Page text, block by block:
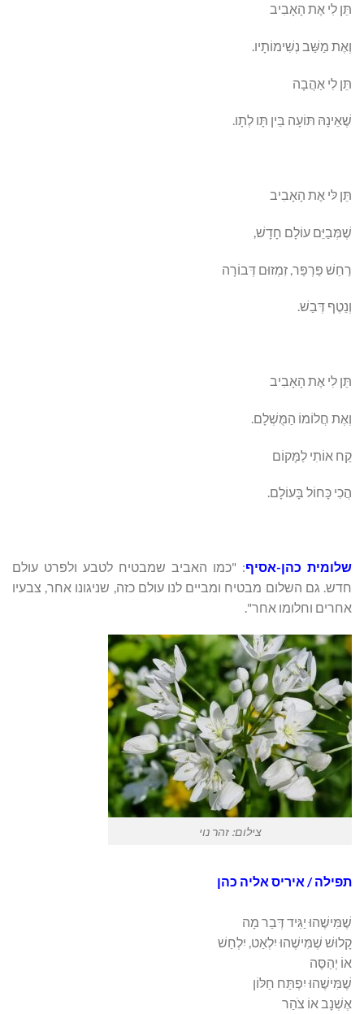
תֵּן לִי אֶת הָאָבִיב
וְאֶת מַשַּׁב נְשִׁימוֹתָיו.
תֵּן לִי אַהֲבָה
שֶׁאֵינָהּ תּוֹעָה בֵּין תָּו לְתָו.
תֵּן לּי אֶת הָאָבִיב
שֶׁמְּבַיֵּם עוֹלָם חָדָשׁ,
רַחַשׁ פַּרְפַּר, זִמְזוּם דְּבוֹרָה
וְנֵטֶף דְּבַשׁ.
תֵּן לִי אֶת הָאָבִיב
וְאֶת חֲלוֹמוֹ הַמֻּשְׁלָם.
קַח אוֹתִי לַמָּקוֹם
הֲכִי כָּחוֹל בָּעוֹלָם.
שלומית כהן-אסיף: "כמו האביב שמבטיח לטבע ולפרט עולם
חדש. גם השלום מבטיח ומביים לנו עולם כזה, שניגונו אחר, צבעיו
אחרים וחלומו אחר".
צילום: זהר נוי
תפילה / איריס אליה כהן
שֶׁמִּישֶׁהוּ יַגִּיד דְּבַר מָה
קָלוּשׁ שֶׁמִּישֶׁהוּ יִלְאַט, יִלְחַשׁ
אוֹ יְהַסֶּה
שֶׁמִּישֶׁהוּ יִפְתַּח חַלּוֹן
אֶשְׁנָב אוֹ צֹהַר